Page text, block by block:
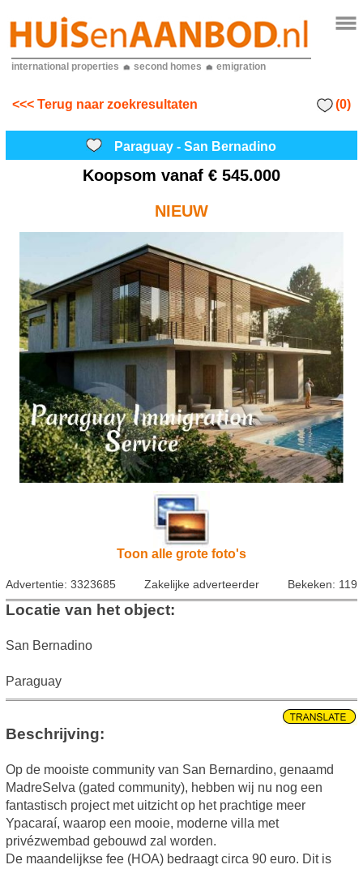
international properties second homes emigration
<<< Terug naar zoekresultaten (0)
Paraguay - San Bernadino
Koopsom vanaf € 545.000
NIEUW
Toon alle grote foto's
Advertentie: 3323685 Zakelijke adverteerder Bekeken: 119
Locatie van het object:
San Bernadino
Paraguay
Beschrijving:
Op de mooiste community van San Bernardino, genaamd
MadreSelva (gated community), hebben wij nu nog een
fantastisch project met uitzicht op het prachtige meer
Ypacaraí, waarop een mooie, moderne villa met
privézwembad gebouwd zal worden.
De maandelijkse fee (HOA) bedraagt circa 90 euro. Dit is